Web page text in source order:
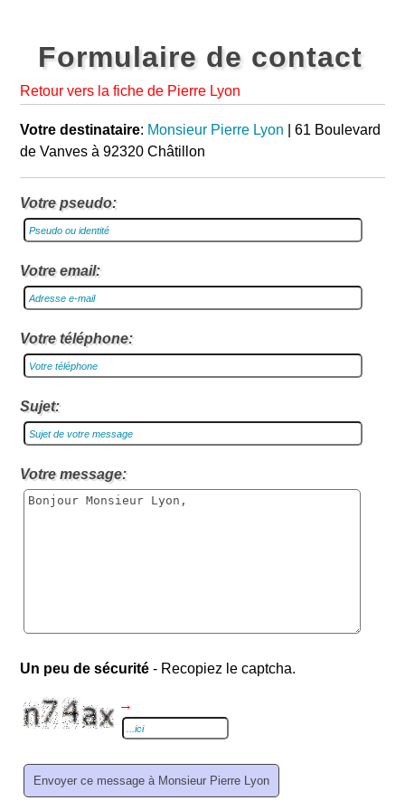
Formulaire de contact
Retour vers la fiche de Pierre Lyon
Votre destinataire: Monsieur Pierre Lyon | 61 Boulevard
de Vanves à 92320 Châtillon
Votre pseudo:
Votre email:
Votre téléphone:
Sujet:
Votre message:
Un peu de sécurité - Recopiez le captcha.
→